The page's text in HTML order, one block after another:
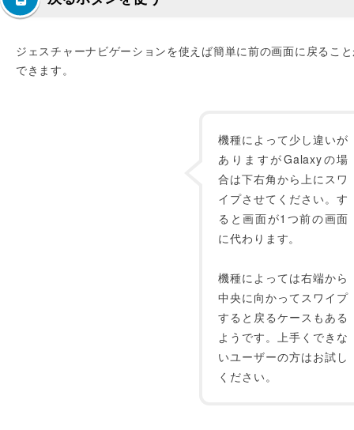
ジェスチャーナビゲーションを使えば簡単に前の画面に戻るこ
できます。
機種によって少し違いが
ありますがGalaxyの場
合は下右角から上にスワ
イプさせてください。す
ると画面が1つ前の画面
に代わります。
機種によっては右端から
中央に向かってスワイプ
すると戻るケースもある
ようです。上手くできな
いユーザーの方はお試し
ください。